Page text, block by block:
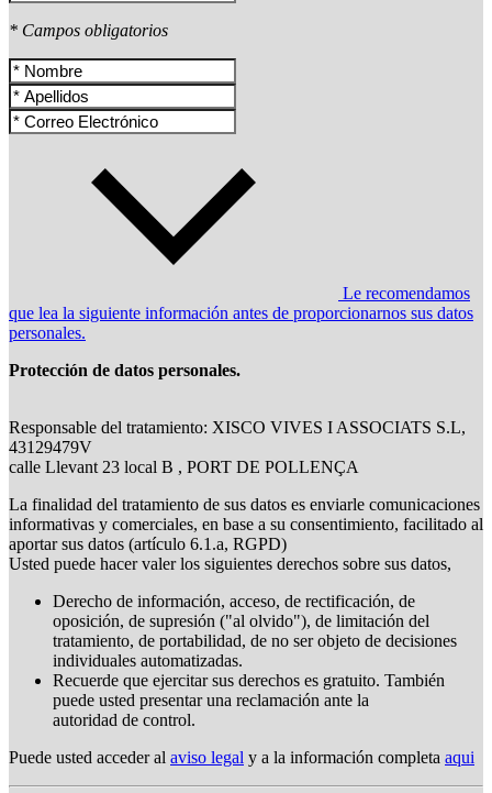
* Campos obligatorios
Le recomendamos
que lea la siguiente información antes de proporcionarnos sus datos
personales.
Protección de datos personales.
Responsable del tratamiento: XISCO VIVES I ASSOCIATS S.L,
43129479V
calle Llevant 23 local B , PORT DE POLLENÇA
La finalidad del tratamiento de sus datos es enviarle comunicaciones
informativas y comerciales, en base a su consentimiento, facilitado al
aportar sus datos (artículo 6.1.a, RGPD)
Usted puede hacer valer los siguientes derechos sobre sus datos,
Derecho de información, acceso, de rectificación, de
oposición, de supresión ("al olvido"), de limitación del
tratamiento, de portabilidad, de no ser objeto de decisiones
individuales automatizadas.
Recuerde que ejercitar sus derechos es gratuito. También
puede usted presentar una reclamación ante la
autoridad de control.
Puede usted acceder al aviso legal y a la información completa aqui